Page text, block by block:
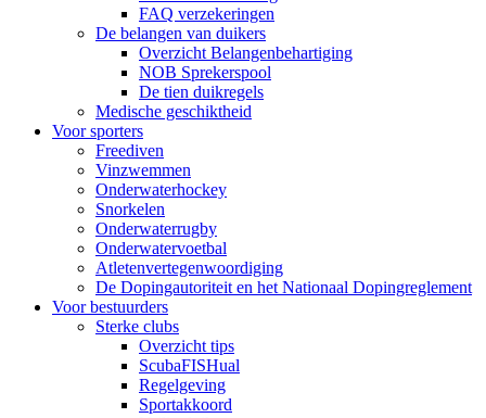
FAQ verzekeringen
De belangen van duikers
Overzicht Belangenbehartiging
NOB Sprekerspool
De tien duikregels
Medische geschiktheid
Voor sporters
Freediven
Vinzwemmen
Onderwaterhockey
Snorkelen
Onderwaterrugby
Onderwatervoetbal
Atletenvertegenwoordiging
De Dopingautoriteit en het Nationaal Dopingreglement
Voor bestuurders
Sterke clubs
Overzicht tips
ScubaFISHual
Regelgeving
Sportakkoord